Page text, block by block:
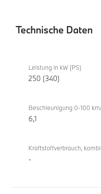
Technische Daten
Daten
eDrive40
Touring
Leistung in kW (PS)
250 (340)
Beschleunigung 0-100
6,1
Kraftstoffverbrauch,
-